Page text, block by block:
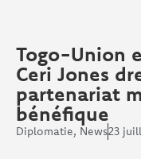
Togo-Union
Ceri Jones
partenariat
bénéfique
Diplomatie, News23